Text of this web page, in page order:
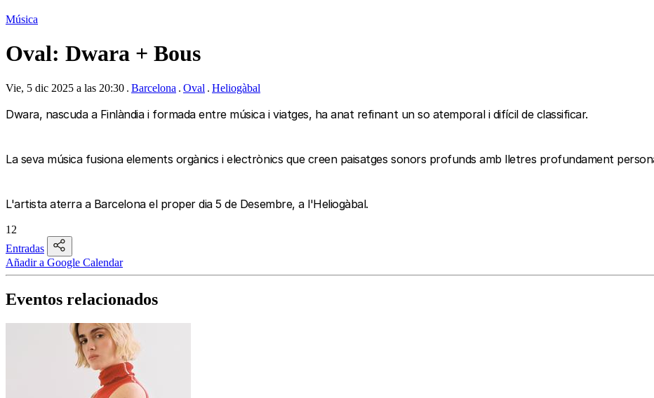
Música
Oval: Dwara + Bous
Vie, 5 dic 2025 a las 20:30 Barcelona Oval Heliogàbal
Dwara, nascuda a Finlàndia i formada entre música i viatges, ha anat refinant un so atemporal i difícil de classificar.
La seva música fusiona elements orgànics i electrònics que creen paisatges sonors profunds amb lletres profundament
L'artista aterra a Barcelona el proper dia 5 de Desembre, a l'Heliogàbal.
12
Entradas
Añadir a Google Calendar
Eventos relacionados